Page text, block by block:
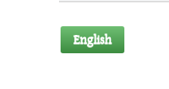
English